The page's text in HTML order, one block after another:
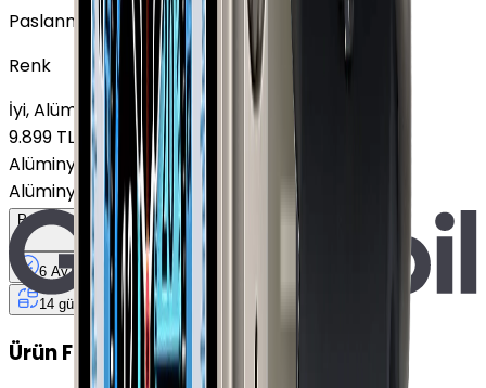
Paslanmaz Çelik
Renk
İyi, Alüminyum, GPS
9.899 TL
Alüminyum, GPS +6.411 TL
Alüminyum, GPS 16.997 TL
Peşin Fiyatına6 Taksit x3.431,33 TL
6 AyTaksit 12 Ay
14 gün
içinde iade
Ürün Fırsatları